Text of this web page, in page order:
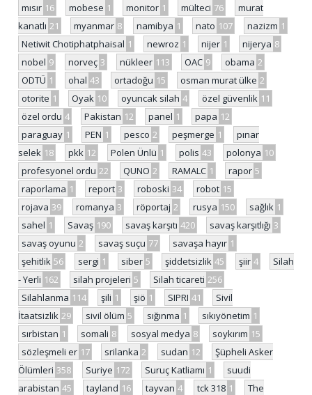
mısır 16 mobese 1 monitor 1 mülteci 76
murat
kanatlı 21 myanmar 8 namibya 1 nato 107 nazizm 1
Netiwit Chotiphatphaisal 1 newroz 1 nijer 1 nijerya 8
nobel 9 norveç 3 nükleer 113 OAC 9 obama 2
ODTÜ 1 ohal 43 ortadoğu 15 osman murat ülke 2
otorite 1 Oyak 10 oyuncak silah 4 özel güvenlik 11
özel ordu 4 Pakistan 12 panel 1 papa 12
paraguay 1 PEN 1 pesco 2 peşmerge 1
pınar
selek 18 pkk 12 Polen Ünlü 1 polis 43 polonya 10
profesyonel ordu 22 QUNO 2 RAMALC 1 rapor 5
raporlama 1 report 3 roboski 34 robot 15
rojava 39 romanya 3 röportaj 2 rusya 150 sağlık 1
sahel 1 Savaş 190 savaş karşıtı 420 savaş karşıtlığı 3
savaş oyunu 2 savaş suçu 77 savaşa hayır 1
şehitlik 56 sergi 1 siber 5 şiddetsizlik 45 şiir 4
Silah
- Yerli 162 silah projeleri 5 Silah ticareti 256
Silahlanma 114 şili 1 şiö 1 SIPRI 41
Sivil
İtaatsizlik 29 sivil ölüm 5 sığınma 1 sıkıyönetim 1
sırbistan 1 somali 8 sosyal medya 8 soykırım 15
sözleşmeli er 17 srilanka 2 sudan 12
Şüpheli Asker
Ölümleri 358 Suriye 172 Suruç Katliamı 1
suudi
arabistan 45 tayland 16 tayvan 4 tck 318 1
The